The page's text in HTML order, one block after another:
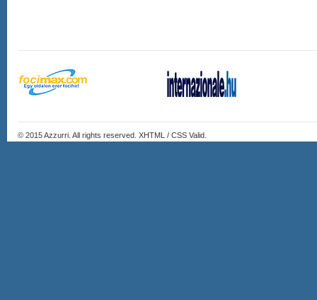
© 2015Azzurri . All rights reserved. XHTML / CSS Valid.